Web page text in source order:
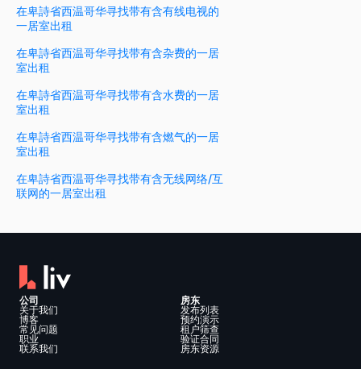
在卑詩省西温哥华寻找带有含有线电视的
一居室出租
在卑詩省西温哥华寻找带有含杂费的一居
室出租
在卑詩省西温哥华寻找带有含水费的一居
室出租
在卑詩省西温哥华寻找带有含燃气的一居
室出租
在卑詩省西温哥华寻找带有含无线网络/互
联网的一居室出租
公司
关于我们
博客
常见问题
职业
联系我们
房东
发布列表
预约演示
租户筛查
验证合同
房东资源